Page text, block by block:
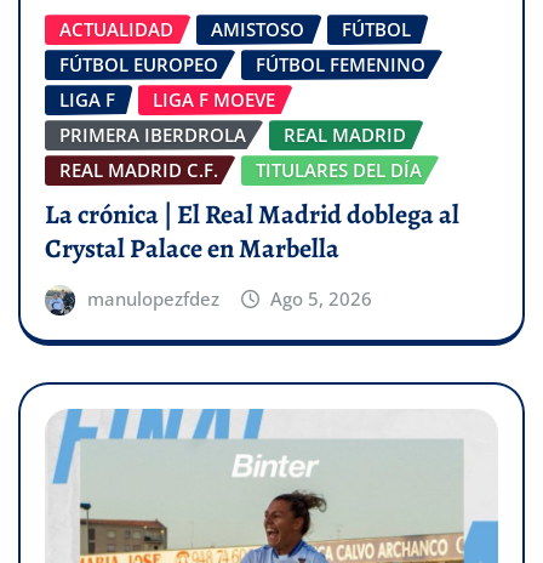
ACTUALIDAD AMISTOSO
FÚTBOL
FÚTBOL EUROPEO
FÚTBOL FEMENINO
LIGA F
LIGA F MOEVE
PRIMERA IBERDROLA
REAL MADRID
REAL MADRID C.F.
TITULARES DEL DÍA
La crónica | El Real Madrid doblega al
Crystal Palace en Marbella
manulopezfdez Ago 5, 2026